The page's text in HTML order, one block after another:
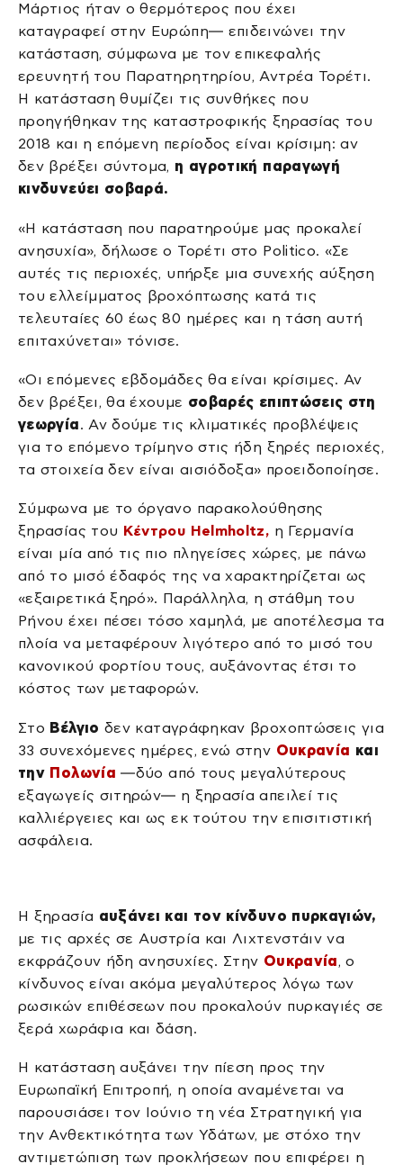
Μάρτιος ήταν ο θερμότερος που έχει
καταγραφεί στην Ευρώπη— επιδεινώνει την
κατάσταση, σύμφωνα με τον επικεφαλής
ερευνητή του Παρατηρητηρίου, Αντρέα Τορέτι.
Η κατάσταση θυμίζει τις συνθήκες που
προηγήθηκαν της καταστροφικής ξηρασίας του
2018 και η επόμενη περίοδος είναι κρίσιμη: αν
δεν βρέξει σύντομα, η αγροτική παραγωγή
κινδυνεύει σοβαρά.
«Η κατάσταση που παρατηρούμε μας προκαλεί
ανησυχία», δήλωσε ο Τορέτι στο Politico. «Σε
αυτές τις περιοχές, υπήρξε μια συνεχής αύξηση
του ελλείμματος βροχόπτωσης κατά τις
τελευταίες 60 έως 80 ημέρες και η τάση αυτή
επιταχύνεται» τόνισε.
«Οι επόμενες εβδομάδες θα είναι κρίσιμες. Αν
δεν βρέξει, θα έχουμε σοβαρές επιπτώσεις στη
γεωργία. Αν δούμε τις κλιματικές προβλέψεις
για το επόμενο τρίμηνο στις ήδη ξηρές περιοχές,
τα στοιχεία δεν είναι αισιόδοξα» προειδοποίησε.
Σύμφωνα με το όργανο παρακολούθησης
ξηρασίας του Κέντρου Helmholtz, η Γερμανία
είναι μία από τις πιο πληγείσες χώρες, με πάνω
από το μισό έδαφός της να χαρακτηρίζεται ως
«εξαιρετικά ξηρό». Παράλληλα, η στάθμη του
Ρήνου έχει πέσει τόσο χαμηλά, με αποτέλεσμα τα
πλοία να μεταφέρουν λιγότερο από το μισό του
κανονικού φορτίου τους, αυξάνοντας έτσι το
κόστος των μεταφορών.
Στο Βέλγιο δεν καταγράφηκαν βροχοπτώσεις για
33 συνεχόμενες ημέρες, ενώ στην Ουκρανία και
την Πολωνία —δύο από τους μεγαλύτερους
εξαγωγείς σιτηρών— η ξηρασία απειλεί τις
καλλιέργειες και ως εκ τούτου την επισιτιστική
ασφάλεια.
Η ξηρασία αυξάνει και τον κίνδυνο πυρκαγιών,
με τις αρχές σε Αυστρία και Λιχτενστάιν να
εκφράζουν ήδη ανησυχίες. Στην Ουκρανία, ο
κίνδυνος είναι ακόμα μεγαλύτερος λόγω των
ρωσικών επιθέσεων που προκαλούν πυρκαγιές σε
ξερά χωράφια και δάση.
Η κατάσταση αυξάνει την πίεση προς την
Ευρωπαϊκή Επιτροπή, η οποία αναμένεται να
παρουσιάσει τον Ιούνιο τη νέα Στρατηγική για
την Ανθεκτικότητα των Υδάτων, με στόχο την
αντιμετώπιση των προκλήσεων που επιφέρει η